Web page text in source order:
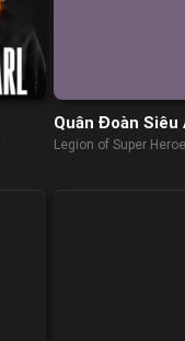
Quân Đoàn Siêu
Hùng
Legion of Super